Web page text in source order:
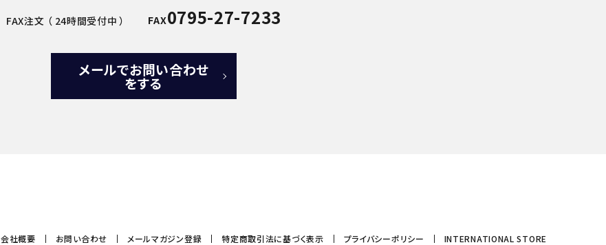
FAX注文 （ 24時間受付中 ） FAX0795-27-7233
メールでお問い合わせ
をする
会社概要 お問い合わせ メールマガジン登録 特定商取引法に基づく表示 プライバシーポリシー INTERNATIONAL STORE